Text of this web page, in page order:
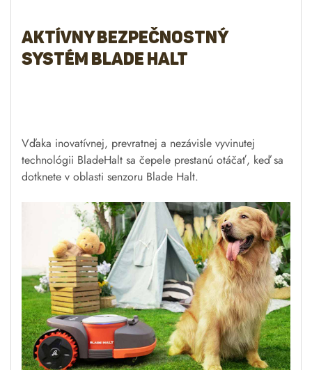
Aktívny bezpečnostný
systém Blade Halt
Vďaka inovatívnej, prevratnej a nezávisle vyvinutej
technológii BladeHalt sa čepele prestanú otáčať, keď sa
dotknete v oblasti senzoru Blade Halt.